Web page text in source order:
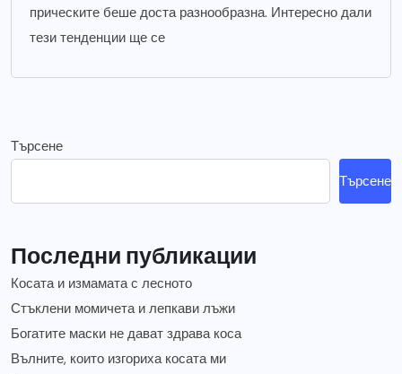
прическите беше доста разнообразна. Интересно дали
тези тенденции ще се
Търсене
Търсене
Последни публикации
Косата и измамата с лесното
Стъклени момичета и лепкави лъжи
Богатите маски не дават здрава коса
Вълните, които изгориха косата ми